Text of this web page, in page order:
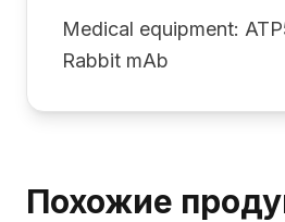
Medical equipment:
Rabbit mAb
Похожие